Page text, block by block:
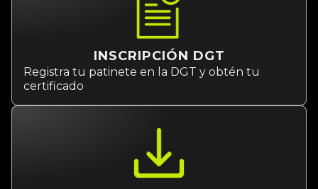
INSCRIPCIÓN DGT
Registra tu patinete en la DGT y obtén tu
certificado